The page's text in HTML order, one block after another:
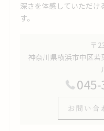
深さを体感していただけ
す。
〒
神奈川県横浜市中区若
お問い合